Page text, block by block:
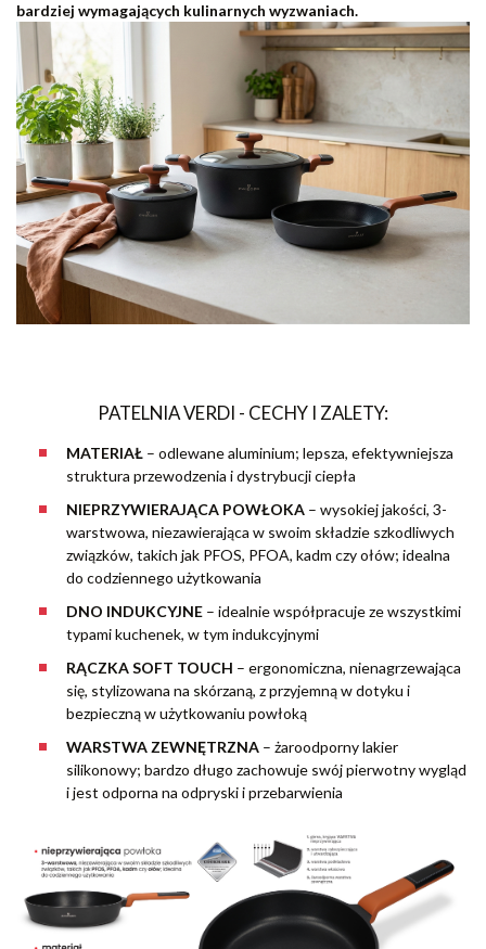
bardziej wymagających kulinarnych wyzwaniach.
PATELNIA VERDI - CECHY I ZALETY:
MATERIAŁ – odlewane aluminium; lepsza, efektywniejsza
struktura przewodzenia i dystrybucji ciepła
NIEPRZYWIERAJĄCA POWŁOKA – wysokiej jakości, 3-
warstwowa, niezawierająca w swoim składzie szkodliwych
związków, takich jak PFOS, PFOA, kadm czy ołów; idealna
do codziennego użytkowania
DNO INDUKCYJNE – idealnie współpracuje ze wszystkimi
typami kuchenek, w tym indukcyjnymi
RĄCZKA SOFT TOUCH – ergonomiczna, nienagrzewająca
się, stylizowana na skórzaną, z przyjemną w dotyku i
bezpieczną w użytkowaniu powłoką
WARSTWA ZEWNĘTRZNA – żaroodporny lakier
silikonowy; bardzo długo zachowuje swój pierwotny wygląd
i jest odporna na odpryski i przebarwienia